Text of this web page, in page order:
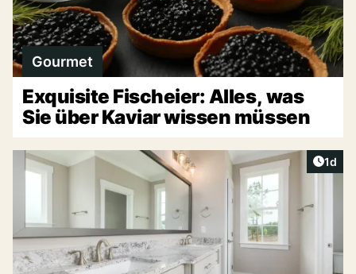
Gourmet
Exquisite Fischeier: Alles, was
Sie über Kaviar wissen müssen
1d